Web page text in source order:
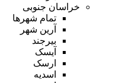
خراسان جنوبی
تمام شهر‌ها
آرین شهر
بیرجند
آیسک
ارسک
اسدیه